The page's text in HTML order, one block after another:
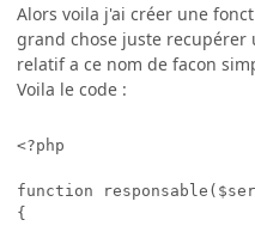
Alors voila j'ai créer une
grand chose juste recupérer
relatif a ce nom de facon
Voila le code :
<?php
function
{